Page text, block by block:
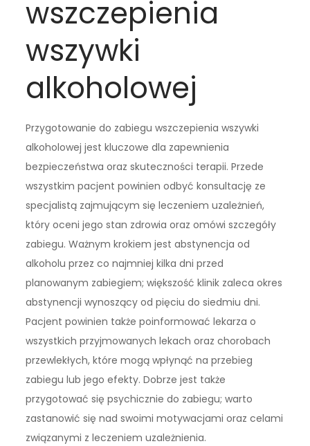
wszczepienia
wszywki
alkoholowej
Przygotowanie do zabiegu wszczepienia wszywki
alkoholowej jest kluczowe dla zapewnienia
bezpieczeństwa oraz skuteczności terapii. Przede
wszystkim pacjent powinien odbyć konsultację ze
specjalistą zajmującym się leczeniem uzależnień,
który oceni jego stan zdrowia oraz omówi szczegóły
zabiegu. Ważnym krokiem jest abstynencja od
alkoholu przez co najmniej kilka dni przed
planowanym zabiegiem; większość klinik zaleca okres
abstynencji wynoszący od pięciu do siedmiu dni.
Pacjent powinien także poinformować lekarza o
wszystkich przyjmowanych lekach oraz chorobach
przewlekłych, które mogą wpłynąć na przebieg
zabiegu lub jego efekty. Dobrze jest także
przygotować się psychicznie do zabiegu; warto
zastanowić się nad swoimi motywacjami oraz celami
związanymi z leczeniem uzależnienia.